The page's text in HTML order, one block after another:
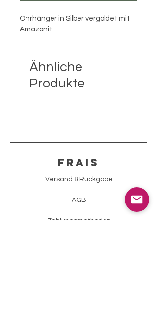
Ohrhänger in Silber vergoldet mit
Amazonit
Ähnliche
Produkte
FRAIS
Versand & Rückgabe
AGB
Zahlungsmethoden